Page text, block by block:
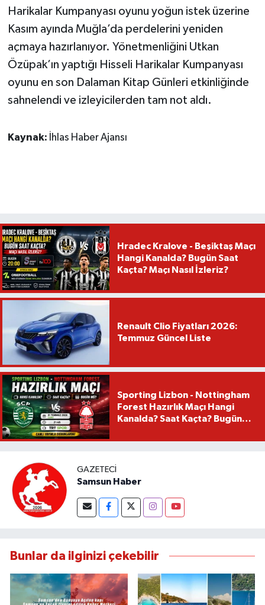
Harikalar Kumpanyası oyunu yoğun istek üzerine
Kasım ayında Muğla’da perdelerini yeniden
açmaya hazırlanıyor. Yönetmenliğini Utkan
Özüpak’ın yaptığı Hisseli Harikalar Kumpanyası
oyunu en son Dalaman Kitap Günleri etkinliğinde
sahnelendi ve izleyicilerden tam not aldı.
Kaynak: İhlas Haber Ajansı
Hradec Kralove - Beşiktaş Maçı
Hangi Kanalda? Bugün Saat
Kaçta? Maçı Nasıl İzleriz?
Renault Clio Fiyatları 2026:
Temmuz Güncel Liste
Sporting Lizbon - Nottingham
Forest Hazırlık Maçı Hangi
Kanalda? Saat Kaçta? Bugün
GAZETECI
Samsun Haber
Bunlar da ilginizi çekebilir